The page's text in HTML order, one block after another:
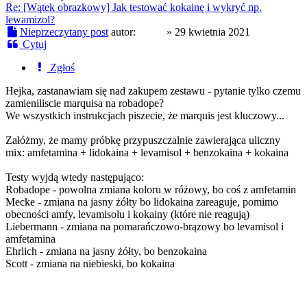
Re: [Wątek obrazkowy] Jak testować kokainę i wykryć np.
lewamizol?
Nieprzeczytany post autor: » 29 kwietnia 2021
Cytuj
Zgłoś
Hejka, zastanawiam się nad zakupem zestawu - pytanie tylko czemu
zamieniliscie marquisa na robadope?
We wszystkich instrukcjach piszecie, że marquis jest kluczowy...
Załóżmy, że mamy próbkę przypuszczalnie zawierająca uliczny
mix: amfetamina + lidokaina + levamisol + benzokaina + kokaina
Testy wyjdą wtedy następująco:
Robadope - powolna zmiana koloru w różowy, bo coś z amfetamin
Mecke - zmiana na jasny żółty bo lidokaina zareaguje, pomimo
obecności amfy, levamisolu i kokainy (które nie reagują)
Liebermann - zmiana na pomarańczowo-brązowy bo levamisol i
amfetamina
Ehrlich - zmiana na jasny żółty, bo benzokaina
Scott - zmiana na niebieski, bo kokaina